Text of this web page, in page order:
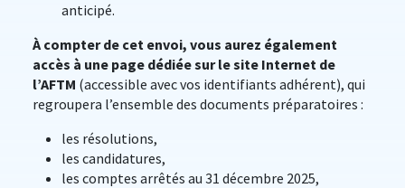
anticipé.
À compter de cet envoi, vous aurez également
accès à une page dédiée sur le site Internet de
l’AFTM (accessible avec vos identifiants adhérent), qui
regroupera l’ensemble des documents préparatoires :
les résolutions,
les candidatures,
les comptes arrêtés au 31 décembre 2025,